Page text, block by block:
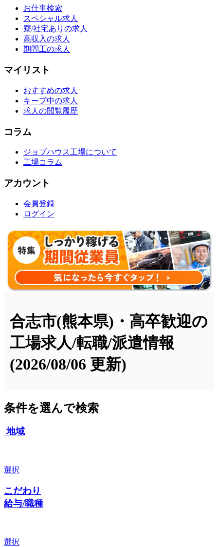
お仕事検索
スペシャル求人
寮/社宅ありの求人
高収入の求人
期間工の求人
マイリスト
おすすめの求人
キープ中の求人
求人の閲覧履歴
コラム
ジョブハウス工場について
工場コラム
アカウント
会員登録
ログイン
合志市(熊本県)・高卒歓迎の
工場求人/転職/派遣情報
(2026/08/06 更新)
条件を選んで検索
地域
選択
こだわり
給与/職種
選択